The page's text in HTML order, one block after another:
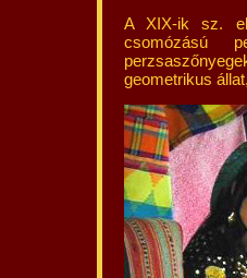
A XIX-ik sz.
csomózású
geometrikus